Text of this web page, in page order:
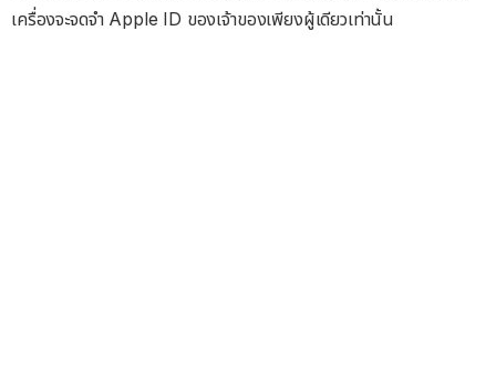
เครื่องจะจดจำ Apple ID ของเจ้าของเพียงผู้เดียวเท่านั้น